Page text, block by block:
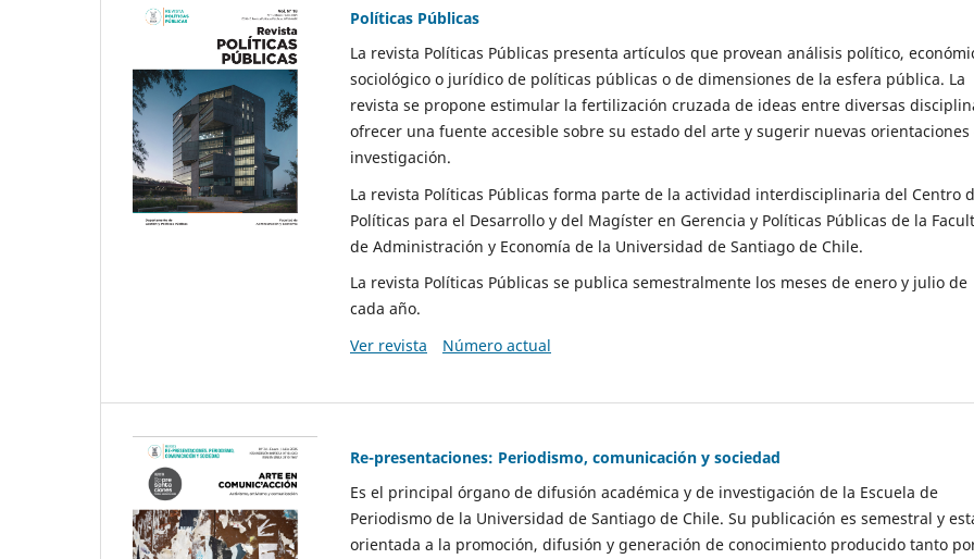
Políticas Públicas
La revista Políticas Públicas presenta artículos que provean análisis político,
sociológico o jurídico de políticas públicas o de dimensiones de la esfera pública. La
revista se propone estimular la fertilización cruzada de ideas entre diversas
ofrecer una fuente accesible sobre su estado del arte y sugerir nuevas orientaciones
investigación.
La revista Políticas Públicas forma parte de la actividad interdisciplinaria del Centro
Políticas para el Desarrollo y del Magíster en Gerencia y Políticas Públicas de la
de Administración y Economía de la Universidad de Santiago de Chile.
La revista Políticas Públicas se publica semestralmente los meses de enero y julio de
cada año.
Ver revista
Número actual
Re-presentaciones: Periodismo, comunicación y sociedad
Es el principal órgano de difusión académica y de investigación de la Escuela de
Periodismo de la Universidad de Santiago de Chile. Su publicación es semestral y
orientada a la promoción, difusión y generación de conocimiento producido tanto